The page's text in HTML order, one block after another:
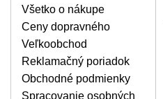
poškrábanie. Ďalej
displej, preblikávanie
jas.
LCD
KVALITY !
Všetko o nákupe
Ceny dopravného
Veľkoobchod
Reklamačný poriadok
Obchodné podmienky
Spracovanie osobných